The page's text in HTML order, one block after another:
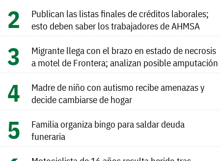
Publican las listas finales de créditos laborales;
esto deben saber los trabajadores de AHMSA
Migrante llega con el brazo en estado de necrosis
a motel de Frontera; analizan posible amputación
Madre de niño con autismo recibe amenazas y
decide cambiarse de hogar
Familia organiza bingo para saldar deuda
funeraria